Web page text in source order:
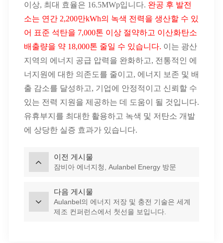
이상, 최대 효율은 16.5MWp입니다. 완공 후 발전
소는 연간 2,200만kWh의 녹색 전력을 생산할 수 있
어 표준 석탄을 7,000톤 이상 절약하고 이산화탄소
배출량을 약 18,000톤 줄일 수 있습니다. 이는 광산
지역의 에너지 공급 압력을 완화하고, 전통적인 에
너지원에 대한 의존도를 줄이고, 에너지 보존 및 배
출 감소를 달성하고, 기업에 안정적이고 신뢰할 수
있는 전력 지원을 제공하는 데 도움이 될 것입니다.
유휴부지를 최대한 활용하고 녹색 및 저탄소 개발
에 상당한 실증 효과가 있습니다.
이전 게시물
잠비아 에너지청, Aulanbel Energy 방문
다음 게시물
Aulanbel의 에너지 저장 및 충전 기술은 세계
제조 컨퍼런스에서 첫선을 보입니다.